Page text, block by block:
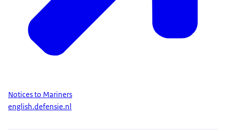
Notices to Mariners
english.defensie.nl